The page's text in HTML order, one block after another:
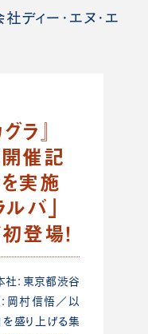
ディー・エヌ・エ
ラ』
開催記
実施
ルバ」
登場！
社：東京都渋谷
岡村信悟／以
を盛り上げる集